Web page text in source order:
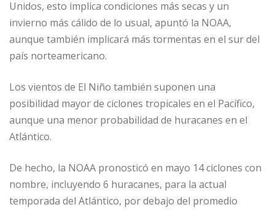
Unidos, esto implica condiciones más secas y un
invierno más cálido de lo usual, apuntó la NOAA,
aunque también implicará más tormentas en el sur del
país norteamericano.
Los vientos de El Niño también suponen una
posibilidad mayor de ciclones tropicales en el Pacífico,
aunque una menor probabilidad de huracanes en el
Atlántico.
De hecho, la NOAA pronosticó en mayo 14 ciclones con
nombre, incluyendo 6 huracanes, para la actual
temporada del Atlántico, por debajo del promedio